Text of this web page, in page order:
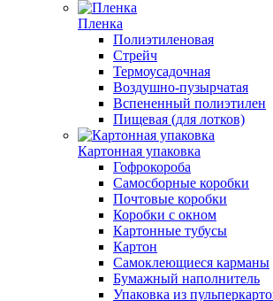
Пленка
Полиэтиленовая
Стрейч
Термоусадочная
Воздушно-пузырчатая
Вспененный полиэтилен
Пищевая (для лотков)
Картонная упаковка
Гофрокороба
Самосборные коробки
Почтовые коробки
Коробки с окном
Картонные тубусы
Картон
Самоклеющиеся карманы
Бумажный наполнитель
Упаковка из